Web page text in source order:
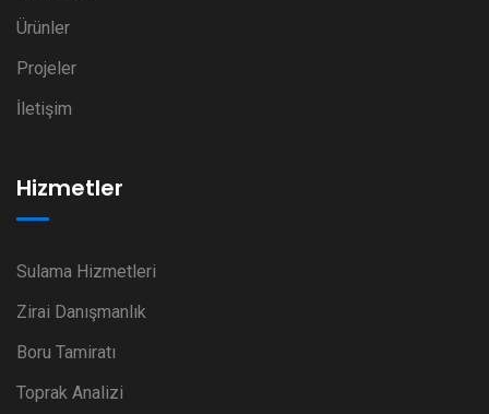
Ürünler
Projeler
İletişim
Hizmetler
Sulama Hizmetleri
Zirai Danışmanlık
Boru Tamiratı
Toprak Analizi